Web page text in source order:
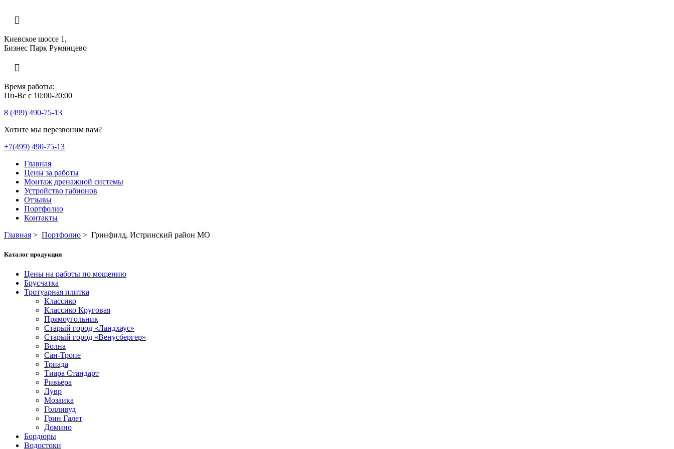
Киевское шоссе 1,
Бизнес Парк Румянцево
Время работы:
Пн-Вс с 10:00-20:00
8 (499) 490-75-13
Хотите мы перезвоним вам?
+7(499) 490-75-13
Главная
Цены за работы
Монтаж дренажной системы
Устройство габионов
Отзывы
Портфолио
Контакты
Главная > Портфолио > Гринфилд, Истринский район МО
Каталог продукции
Цены на работы по мощению
Брусчатка
Тротуарная плитка
Классико
Классико Круговая
Прямоугольник
Старый город «Ландхаус»
Старый город «Венусбергер»
Волна
Сан-Тропе
Триада
Тиара Стандарт
Ривьера
Лувр
Мозаика
Голливуд
Грин Галет
Домино
Бордюры
Водостоки